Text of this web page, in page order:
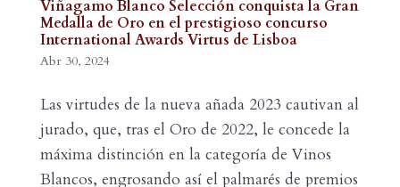
Viñagamo Blanco Selección conquista la Gran
Medalla de Oro en el prestigioso concurso
International Awards Virtus de Lisboa
Abr 30, 2024
Las virtudes de la nueva añada 2023 cautivan al
jurado, que, tras el Oro de 2022, le concede la
máxima distinción en la categoría de Vinos
Blancos, engrosando así el palmarés de premios